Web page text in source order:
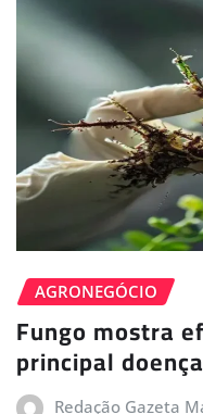
AGRONEGÓCIO
Fungo mostra
principal
Redação Gazeta